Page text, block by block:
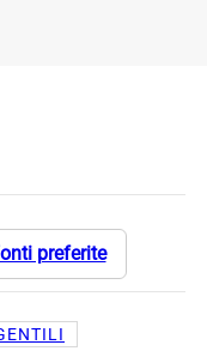
preferite